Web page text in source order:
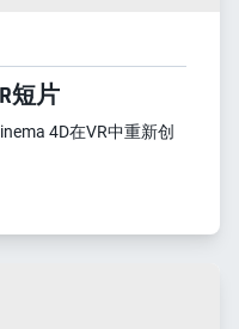
短片
4D在VR中重新创